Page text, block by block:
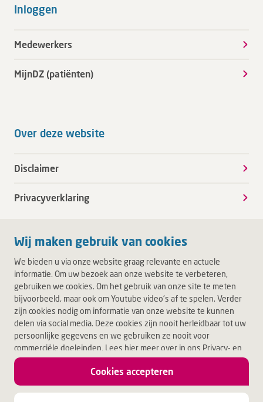
Wij maken gebruik van cookies
We bieden u via onze website graag relevante en actuele
informatie. Om uw bezoek aan onze website te verbeteren,
gebruiken we cookies. Om het gebruik van onze site te meten
bijvoorbeeld, maar ook om Youtube video's af te spelen. Verder
zijn cookies nodig om informatie van onze website te kunnen
delen via social media. Deze cookies zijn nooit herleidbaar tot uw
persoonlijke gegevens en we gebruiken ze nooit voor
commerciële doeleinden. Lees hier meer over in ons Privacy- en
Cookiebeleid. Door op Akkoord te klikken, accepteert u alle
Cookies accepteren
Inloggen
Medewerkers
MijnDZ (patiënten)
Over deze website
Disclaimer
Privacyverklaring